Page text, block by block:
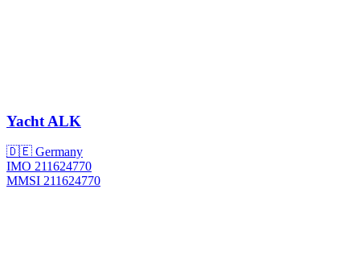
Yacht ALK
🇩🇪 Germany
IMO 211624770
MMSI 211624770